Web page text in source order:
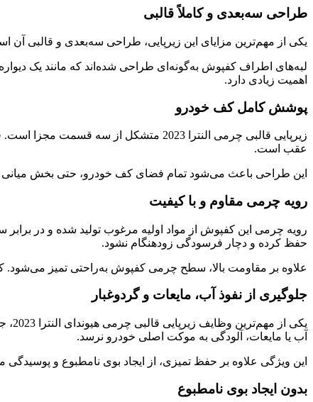
طراحی سه‌بعدی و کاملاً قالبی
یکی از مهم‌ترین مزایای این زیرپایی، طراحی سه‌بعدی و قالبی آن است. این کفپوش دقیقاً
لبه‌های اطراف کفپوش به‌گونه‌ای طراحی شده‌اند که مانند یک
اهمیت زیادی دارد.
پوشش کامل کف خودرو
زیرپایی قالبی چرمی النترا 2023
عقب است.
این طراحی باعث می‌شود تمام فضای کف خودرو، حتی بخش میانی
رویه چرمی مقاوم و با کیفیت
رویه چرمی این کفپوش از مواد اولیه مرغوب تولید شده و در
حفظ کرده و دچار فرسودگی زودهنگام نشود.
علاوه بر مقاومت بالا، سطح چرمی کفپوش به‌راحتی تمیز
جلوگیری از نفوذ آب، مایعات و گردوغبار
آب یا مایعات، آلودگی به موکت اصلی خودرو نرسد.
این ویژگی علاوه بر حفظ تمیزی، از ایجاد بوی نامطبوع و
بدون ایجاد بوی نامطبوع